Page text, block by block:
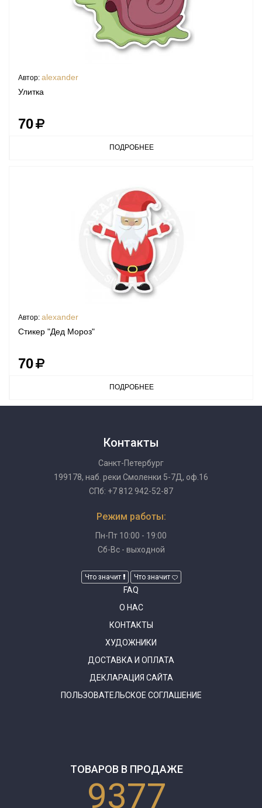
Автор: alexander
Улитка
70
ПОДРОБНЕЕ
Автор: alexander
Стикер "Дед Мороз"
70
ПОДРОБНЕЕ
Контакты
Санкт-Петербург
199178, наб. реки Смоленки 5-7Д, оф.16
СПб: +7 812 942-52-87
Режим работы:
Пн-Пт 10:00 - 19:00
Сб-Вс - выходной
Что значит Что значит
FAQ
О НАС
КОНТАКТЫ
ХУДОЖНИКИ
ДОСТАВКА И ОПЛАТА
ДЕКЛАРАЦИЯ САЙТА
ПОЛЬЗОВАТЕЛЬСКОЕ СОГЛАШЕНИЕ
ТОВАРОВ В ПРОДАЖЕ
9377